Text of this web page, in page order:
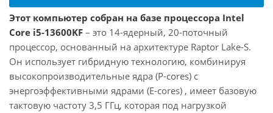
Этот компьютер собран на базе процессора Intel
Core i5-13600KF – это 14-ядерный, 20-поточный
процессор, основанный на архитектуре Raptor Lake-S.
Он использует гибридную технологию, комбинируя
высокопроизводительные ядра (P-cores) с
энергоэффективными ядрами (E-cores) , имеет базовую
тактовую частоту 3,5 ГГц, которая под нагрузкой